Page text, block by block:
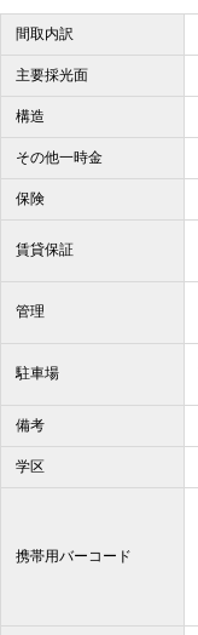
間取内訳
主要採光面
構造
その他一時金
保険
賃貸保証
管理
駐車場
備考
学区
携帯用バーコード